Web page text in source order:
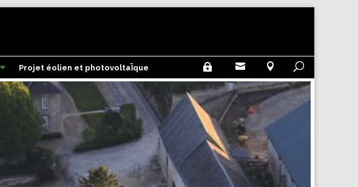
Projet éolien et photovoltaÏque 

